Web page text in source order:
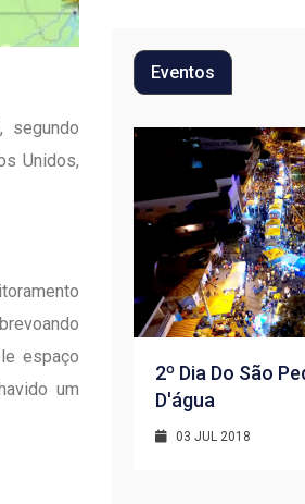
segundo
Unidos,
espaço
um
Eventos
2º Dia Do São
D'água
03 JUL 2018